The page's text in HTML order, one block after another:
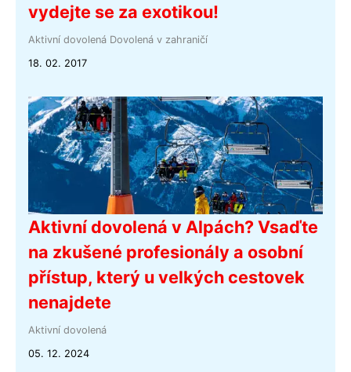
vydejte se za exotikou!
Aktivní dovolená Dovolená v zahraničí
18. 02. 2017
Aktivní dovolená v Alpách? Vsaďte
na zkušené profesionály a osobní
přístup, který u velkých cestovek
nenajdete
Aktivní dovolená
05. 12. 2024